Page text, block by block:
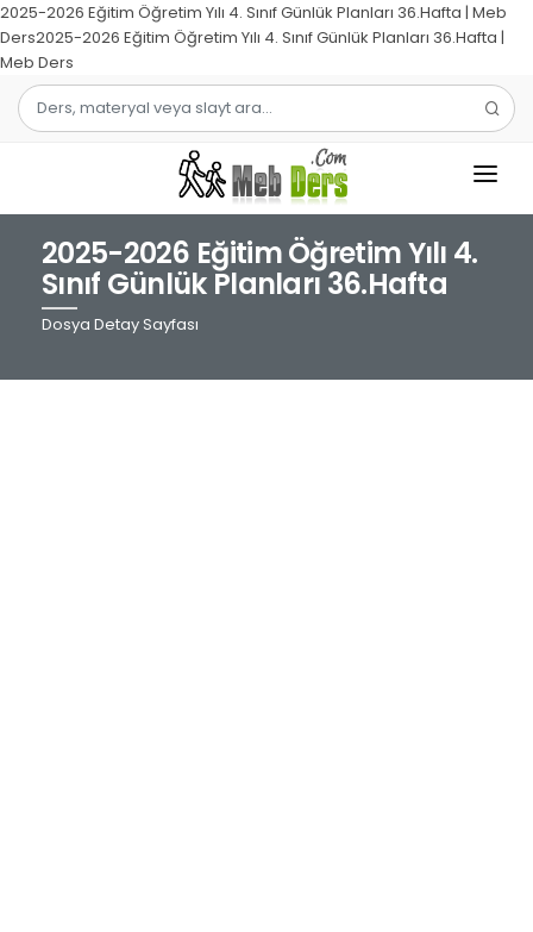
2025-2026 Eğitim Öğretim Yılı 4. Sınıf Günlük Planları 36.Hafta | Meb
Ders2025-2026 Eğitim Öğretim Yılı 4. Sınıf Günlük Planları 36.Hafta |
Meb Ders
1.SINIF
2.SINIF
2025-2026 Eğitim Öğretim Yılı 4.
Sınıf Günlük Planları 36.Hafta
Dosya Detay Sayfası